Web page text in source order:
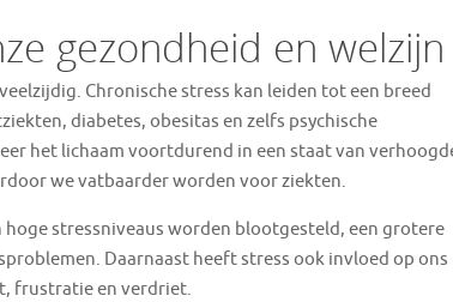
gezondheid en welzijn
Chronische stress kan leiden tot een breed
diabetes, obesitas en zelfs psychische
het lichaam voortdurend in een staat van
we vatbaarder worden voor ziekten.
stressniveaus worden blootgesteld, een grotere
Daarnaast heeft stress ook invloed op ons
frustratie en verdriet.